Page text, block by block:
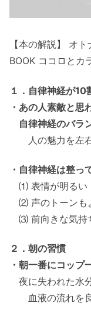
【本の解説】 オ
BOOK ココロとカ
１．自律神経が10
・あの人素敵と思
自律神経のバラ
人の魅力を左
・自律神経は整っ
⑴ 表情が明るい
⑵ 声のトーンも
⑶ 前向きな気持
２．朝の習慣
・朝一番にコップ
夜に失われた水
血液の流れを